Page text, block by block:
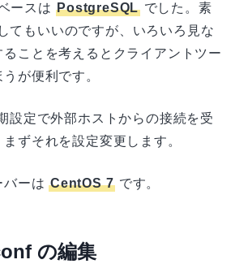
ースは PostgreSQLでした。素
てもいいのですが、いろいろ見な
ことを考えるとクライアントツー
が便利です。
設定で外部ホストからの接続を受
ずそれを設定変更します。
バーはCentOS 7 です。
の編集